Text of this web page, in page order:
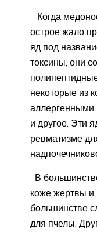
Когда
острое жало
яд под
токсины, они
некоторые из
аллергенными
и другое. Эти
ревматизме
В
коже жертвы и
большинстве
для пчелы.